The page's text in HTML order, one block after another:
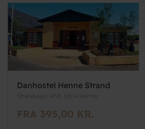
Danhostel Henne Strand
Strandvejen 458, 6854 Henne
FRA 395,00 KR.